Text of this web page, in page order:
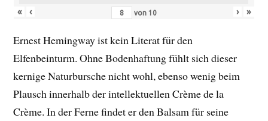
«
‹ von 10 › »
Ernest Hemingway ist kein Literat für den
Elfenbeinturm. Ohne Bodenhaftung fühlt sich dieser
kernige Naturbursche nicht wohl, ebenso wenig beim
Plausch innerhalb der intellektuellen Crème de la
Crème. In der Ferne findet er den Balsam für seine